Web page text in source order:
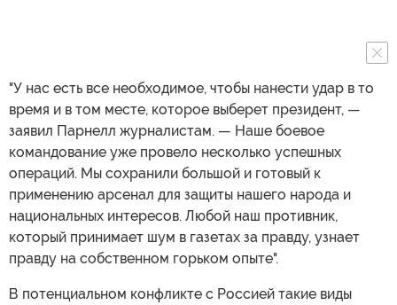
"У нас есть все необходимое, чтобы нанести удар в то
время и в том месте, которое выберет президент, —
заявил Парнелл журналистам. — Наше боевое
командование уже провело несколько успешных
операций. Мы сохранили большой и готовый к
применению арсенал для защиты нашего народа и
национальных интересов. Любой наш противник,
который принимает шум в газетах за правду, узнает
правду на собственном горьком опыте".
В потенциальном конфликте с Россией такие виды